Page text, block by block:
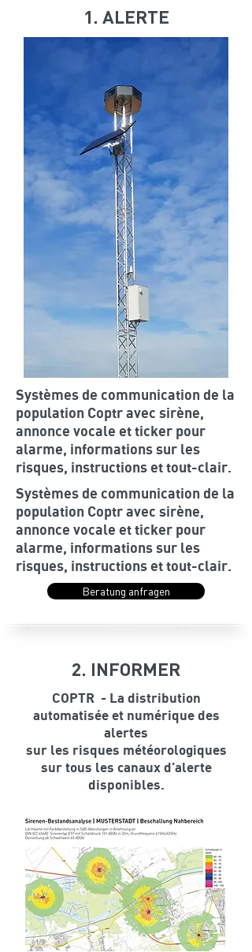
1. ALERTE
Systèmes de communication de la
population Coptr avec sirène,
annonce vocale et ticker pour
alarme, informations sur les
risques, instructions et tout-clair.
Systèmes de communication de la
population Coptr avec sirène,
annonce vocale et ticker pour
alarme, informations sur les
risques, instructions et tout-clair.
Beratung anfragen
2. INFORMER
COPTR - La distribution
automatisée et numérique des
alertes
sur les risques météorologiques
sur tous les canaux d'alerte
disponibles.